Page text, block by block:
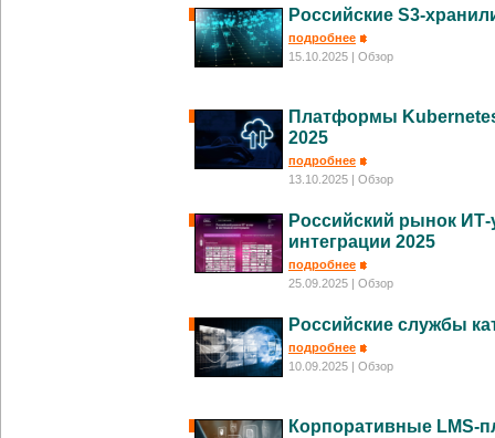
Российские S3-
подробнее
15.10.2025
| Обзор
Платформы
2025
подробнее
13.10.2025
| Обзор
Российский рынок ИТ-
интеграции 2025
подробнее
25.09.2025
| Обзор
Российские службы
подробнее
10.09.2025
| Обзор
Корпоративные LMS-